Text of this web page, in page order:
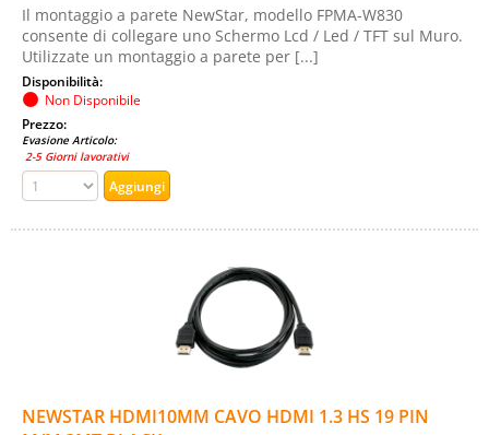
Il montaggio a parete NewStar, modello FPMA-W830
consente di collegare uno Schermo Lcd / Led / TFT sul Muro.
Utilizzate un montaggio a parete per [...]
Disponibilità:
Non Disponibile
Prezzo:
Evasione Articolo:
2-5 Giorni lavorativi
NEWSTAR HDMI10MM CAVO HDMI 1.3 HS 19 PIN